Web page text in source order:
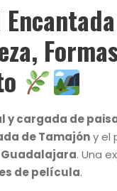
y cargada de
de Tamajóny el
Guadalajara. Una
de película.